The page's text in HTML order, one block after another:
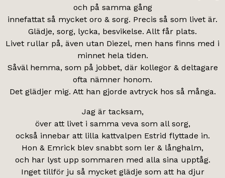
och på samma gång
innefattat så mycket oro & sorg. Precis så som livet är.
Glädje, sorg, lycka, besvikelse. Allt får plats.
Livet rullar på, även utan Diezel, men hans finns med i
minnet hela tiden.
Såväl hemma, som på jobbet, där kollegor & deltagare
ofta nämner honom.
Det glädjer mig. Att han gjorde avtryck hos så många.
Jag är tacksam,
över att livet i samma veva som all sorg,
också innebar att lilla kattvalpen Estrid flyttade in.
Hon & Emrick blev snabbt som ler & långhalm,
och har lyst upp sommaren med alla sina upptåg.
Inget tillför ju så mycket glädje som att ha djur